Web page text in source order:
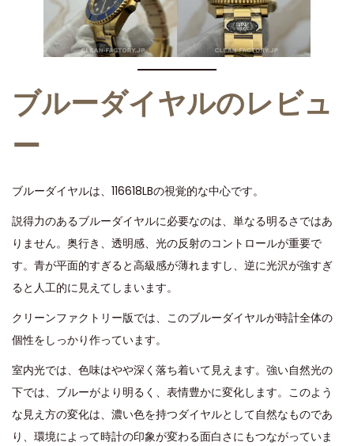
ブルーダイヤルのレビュ
ー
ブルーダイヤルは、116618LBの視覚的な中心です。
説得力のあるブルーダイヤルに必要なのは、単なる明るさではあ
りません。奥行き、透明感、光の反射のコントロールが重要で
す。青が平面的すぎると高級感が薄れますし、逆に光沢が強すぎ
ると人工的に見えてしまいます。
クリーンファクトリー版では、このブルーダイヤルが時計全体の
個性をしっかり作っています。
室内光では、色味はやや深く落ち着いて見えます。強い自然光の
下では、ブルーがより明るく、表情豊かに変化します。このよう
な見え方の変化は、濃い色を持つダイヤルとして自然なものであ
り、環境によって時計の印象が変わる面白さにもつながっていま